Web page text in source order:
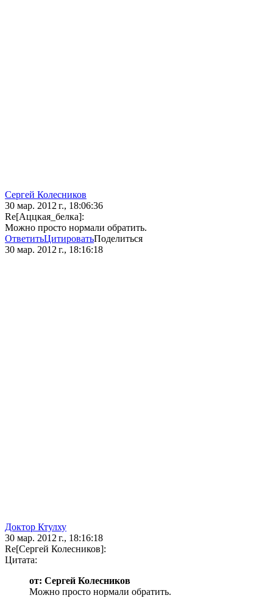
Сергей Колесников
30 мар. 2012 г., 18:06:36
Re[Аццкая_белка]:
Можно просто нормали обратить.
ОтветитьЦитироватьПоделиться
30 мар. 2012 г., 18:16:18
Доктор Ктулху
30 мар. 2012 г., 18:16:18
Re[Сергей Колесников]:
Цитата:
от: Сергей Колесников
Можно просто нормали обратить.